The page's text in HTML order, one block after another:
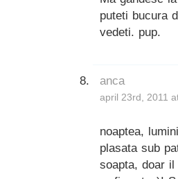
puteti bucura
vedeti. pup.
anca
april 23rd, 2011
noaptea,
plasata sub
soapta, doar